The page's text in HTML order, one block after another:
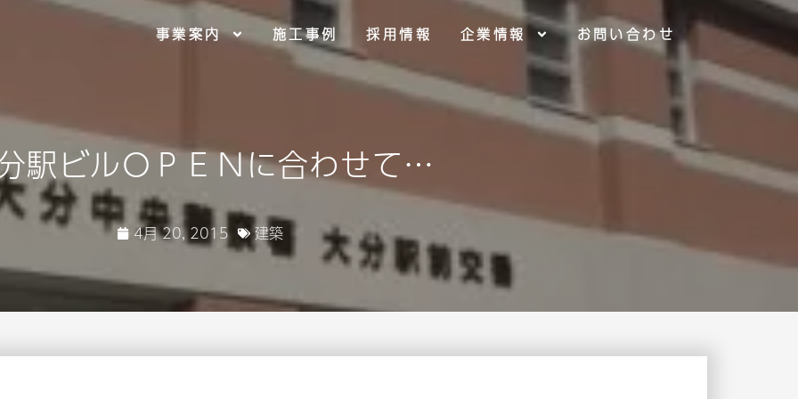
事業案内 施工事例 採用情報 企業情報 お問い合わせ
駅ビルＯＰＥＮに合わせて…
4月 20, 2015 建築